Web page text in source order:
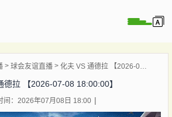
球会友谊直播 化夫 VS 通德拉 【2026-07-08 18:00:00】
德拉 【2026-07-08 18:00:00】
间：2026年07月08日 18:00